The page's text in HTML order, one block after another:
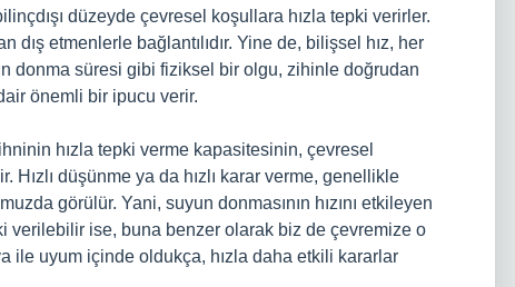
düzeyde çevresel koşullara hızla tepki verirler.
dış etmenlerle bağlantılıdır. Yine de, bilişsel hız, her
donma süresi gibi fiziksel bir olgu, zihinle doğrudan
önemli bir ipucu verir.
hızla tepki verme kapasitesinin, çevresel
düşünme ya da hızlı karar verme, genellikle
görülür. Yani, suyun donmasının hızını etkileyen
verilebilir ise, buna benzer olarak biz de çevremize o
ile uyum içinde oldukça, hızla daha etkili kararlar